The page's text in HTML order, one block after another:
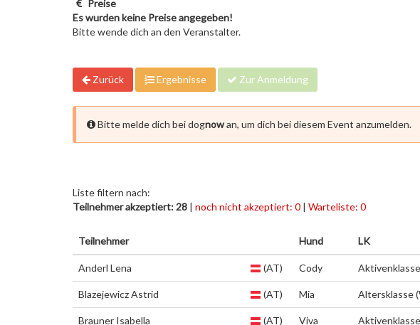
Preise
Es wurden keine Preise angegeben!
Bitte wende dich an den Veranstalter.
Zurück Ergebnisse Zur Anmeldung
Bitte melde dich bei dognowan, um dich bei diesem Event anzumelden.
Liste filtern nach:
Teilnehmer akzeptiert: 28 | noch nicht akzeptiert: 0 | Warteliste: 0
Teilnehmer Hund LK
Anderl Lena (AT) Cody
Blazejewicz Astrid (AT) Mia Altersklasse
Brauner Isabella (AT) Viva